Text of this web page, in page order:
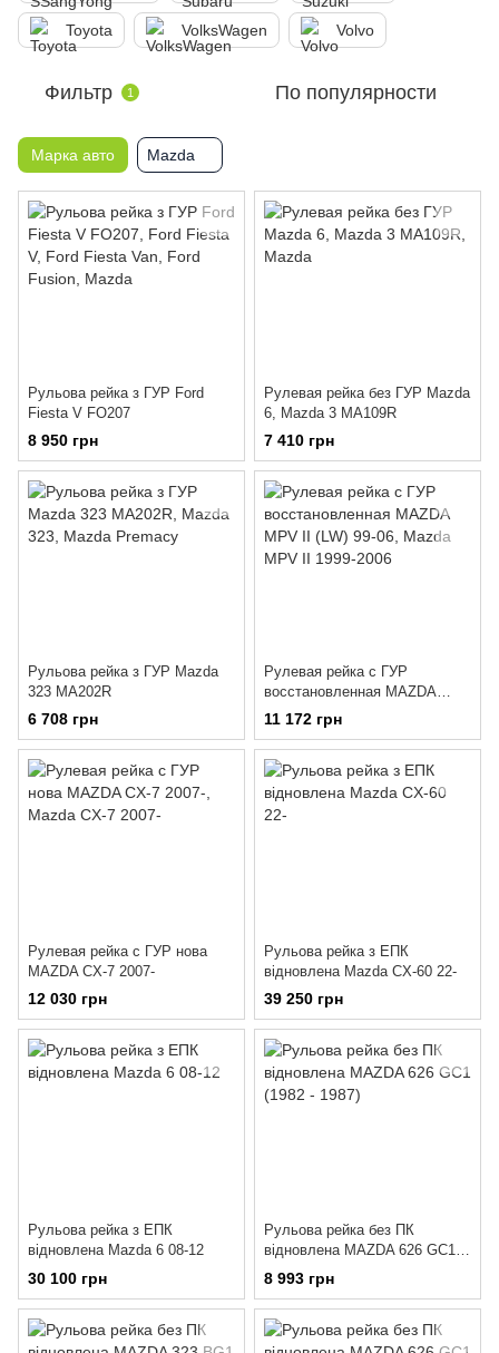
Toyota VolksWagen Volvo
Фильтр 1 По популярности
Марка авто Mazda
Рульова рейка з ГУР Ford
Fiesta V FO207
8 950 грн
Рулевая рейка без ГУР Mazda
6, Mazda 3 MA109R
7 410 грн
Рульова рейка з ГУР Mazda
323 MA202R
6 708 грн
Рулевая рейка с ГУР
восстановленная MAZDA
MPV II (LW) 99-06
11 172 грн
Рулевая рейка с ГУР нова
MAZDA CX-7 2007-
12 030 грн
Рульова рейка з ЕПК
відновлена Mazda CX-60 22-
39 250 грн
Рульова рейка з ЕПК
відновлена Mazda 6 08-12
30 100 грн
Рульова рейка без ПК
відновлена MAZDA 626 GC1
(1982 - 1987)
8 993 грн